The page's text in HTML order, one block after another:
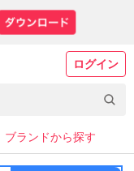
ログイン
ブランドから探す